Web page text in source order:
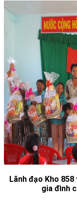
Lãnh đạo Kho
gia đình